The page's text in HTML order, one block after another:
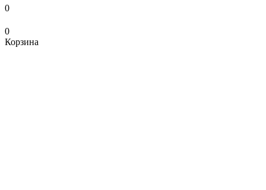
0
0
Корзина